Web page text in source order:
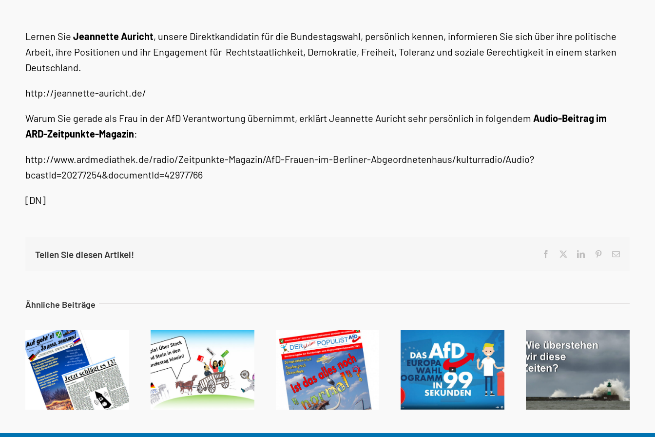
Lernen Sie Jeannette Auricht, unsere Direktkandidatin für die Bundestagswahl, persönlich kennen, informieren Sie sich über ihre politische
Arbeit, ihre Positionen und ihr Engagement für Rechtstaatlichkeit, Demokratie, Freiheit, Toleranz und soziale Gerechtigkeit in einem starken
Deutschland.
http://jeannette-auricht.de/
Warum Sie gerade als Frau in der AfD Verantwortung übernimmt, erklärt Jeannette Auricht sehr persönlich in folgendem Audio-Beitrag im
ARD-Zeitpunkte-Magazin:
http://www.ardmediathek.de/radio/Zeitpunkte-Magazin/AfD-Frauen-im-Berliner-Abgeordnetenhaus/kulturradio/Audio?
bcastId=20277254&documentId=42977766
[DN]
Teilen Sie diesen Artikel! Facebook LinkedInPinterest
E-
Ähnliche Beiträge